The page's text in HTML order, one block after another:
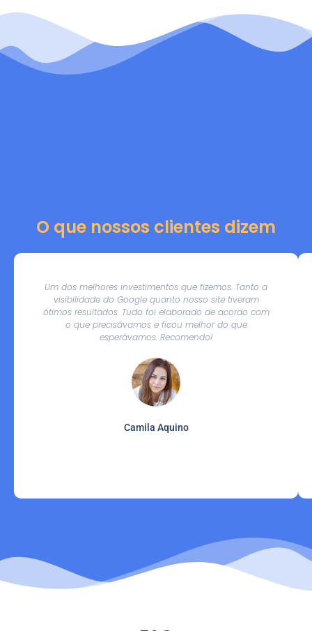
O que nossos clientes dizem
Um dos melhores investimentos que fizemos. Tanto a
visibilidade do Google quanto nosso site tiveram
ótimos resultados. Tudo foi elaborado de acordo com
o que precisávamos e ficou melhor do que
esperávamos. Recomendo!
Camila Aquino